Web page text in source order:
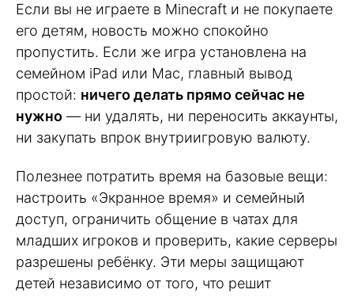
Если вы не играете в Minecraft и не покупаете
его детям, новость можно спокойно
пропустить. Если же игра установлена на
семейном iPad или Mac, главный вывод
простой: ничего делать прямо сейчас не
нужно — ни удалять, ни переносить аккаунты,
ни закупать впрок внутриигровую валюту.
Полезнее потратить время на базовые вещи:
настроить «Экранное время» и семейный
доступ, ограничить общение в чатах для
младших игроков и проверить, какие серверы
разрешены ребёнку. Эти меры защищают
детей независимо от того, что решит